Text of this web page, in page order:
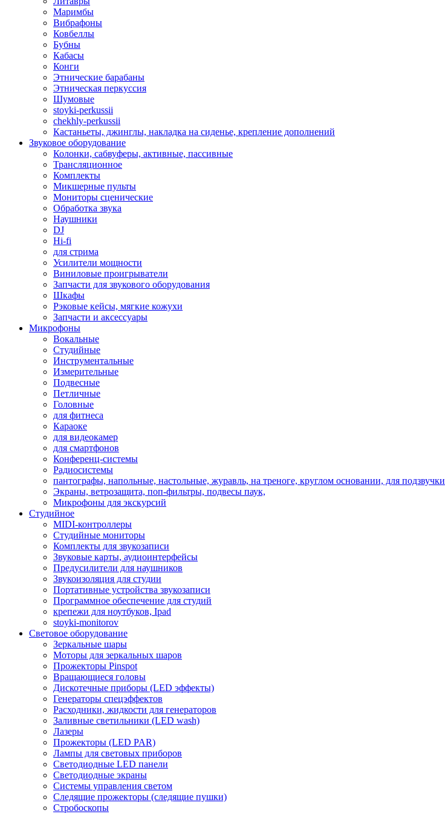
Маримбы
Вибрафоны
Ковбеллы
Бубны
Кабасы
Конги
Этнические барабаны
Этническая перкуссия
Шумовые
stoyki-perkussii
chekhly-perkussii
Кастаньеты, джинглы, накладка на сиденье, крепление дополнений
Звуковое оборудование
Колонки, сабвуферы, активные, пассивные
Трансляционное
Комплекты
Микшерные пульты
Мониторы сценические
Обработка звука
Наушники
DJ
Hi-fi
для стрима
Усилители мощности
Виниловые проигрыватели
Запчасти для звукового оборудования
Шкафы
Рэковые кейсы, мягкие кожухи
Запчасти и аксессуары
Микрофоны
Вокальные
Студийные
Инструментальные
Измерительные
Подвесные
Петличные
Головные
для фитнеса
Караоке
для видеокамер
для смартфонов
Конференц-системы
Радиосистемы
пантографы, напольные, настольные, журавль, на треноге, круглом основании, для подзвучки
Экраны, ветрозащита, поп-фильтры, подвесы паук,
Микрофоны для экскурсий
Студийное
MIDI-контроллеры
Студийные мониторы
Комплекты для звукозаписи
Звуковые карты, аудиоинтерфейсы
Предусилители для наушников
Звукоизоляция для студии
Портативные устройства звукозаписи
Программное обеспечение для студий
крепежи для ноутбуков, Ipad
stoyki-monitorov
Световое оборудование
Зеркальные шары
Моторы для зеркальных шаров
Прожекторы Pinspot
Вращающиеся головы
Дискотечные приборы (LED эффекты)
Генераторы спецэффектов
Расходники, жидкости для генераторов
Заливные светильники (LED wash)
Лазеры
Прожекторы (LED PAR)
Лампы для световых приборов
Светодиодные LED панели
Светодиодные экраны
Системы управления светом
Следящие прожекторы (следящие пушки)
Стробоскопы